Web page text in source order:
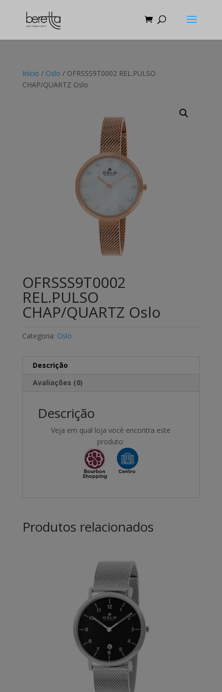
Início / Oslo / OFRSSS9T0002 REL.PULSO
CHAP/QUARTZ Oslo
OFRSSS9T0002
REL.PULSO
CHAP/QUARTZ Oslo
Categoria: Oslo
Descrição
Avaliações (0)
Descrição
Veja em qual loja você encontra este
produto:
Produtos relacionados